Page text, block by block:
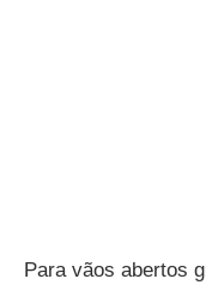
Para vãos abertos